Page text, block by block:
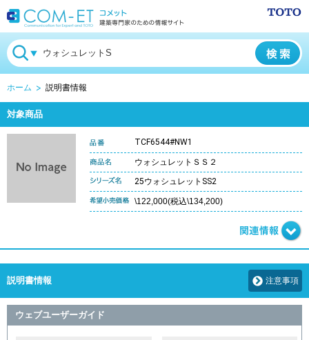
ホーム 説明書情報
対象商品
TCF6544#NW1
ウォシュレットＳＳ２
25ウォシュレットSS2
\122,000(税込\134,200)
説明書情報 注意事項
ウェブユーザーガイド